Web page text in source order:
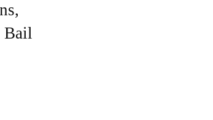
Bail